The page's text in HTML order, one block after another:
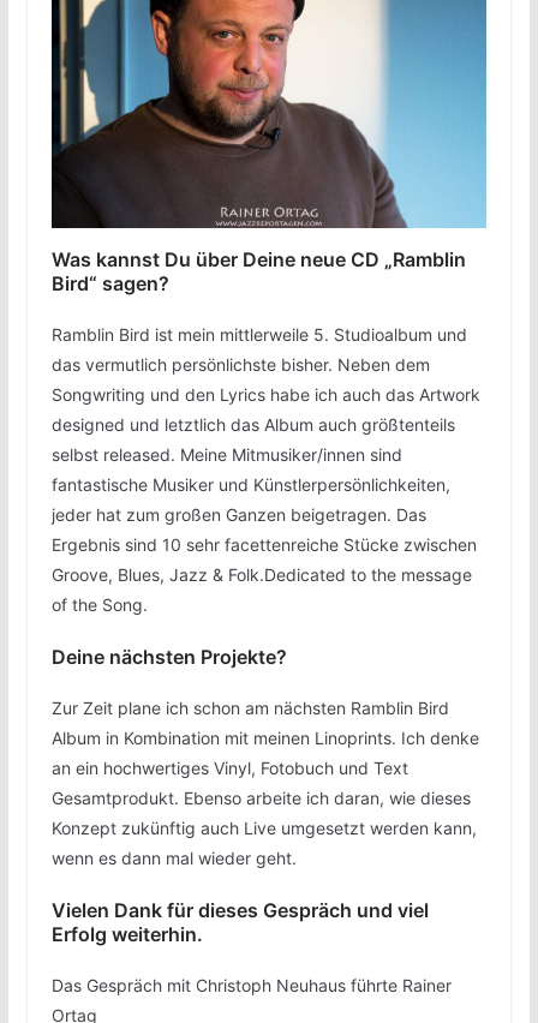
Was kannst Du über Deine neue CD „Ramblin
Bird“ sagen?
Ramblin Bird ist mein mittlerweile 5. Studioalbum und
das vermutlich persönlichste bisher. Neben dem
Songwriting und den Lyrics habe ich auch das Artwork
designed und letztlich das Album auch größtenteils
selbst released. Meine Mitmusiker/innen sind
fantastische Musiker und Künstlerpersönlichkeiten,
jeder hat zum großen Ganzen beigetragen. Das
Ergebnis sind 10 sehr facettenreiche Stücke zwischen
Groove, Blues, Jazz & Folk.Dedicated to the message
of the Song.
Deine nächsten Projekte?
Zur Zeit plane ich schon am nächsten Ramblin Bird
Album in Kombination mit meinen Linoprints. Ich denke
an ein hochwertiges Vinyl, Fotobuch und Text
Gesamtprodukt. Ebenso arbeite ich daran, wie dieses
Konzept zukünftig auch Live umgesetzt werden kann,
wenn es dann mal wieder geht.
Vielen Dank für dieses Gespräch und viel
Erfolg weiterhin.
Das Gespräch mit Christoph Neuhaus führte Rainer
Ortag